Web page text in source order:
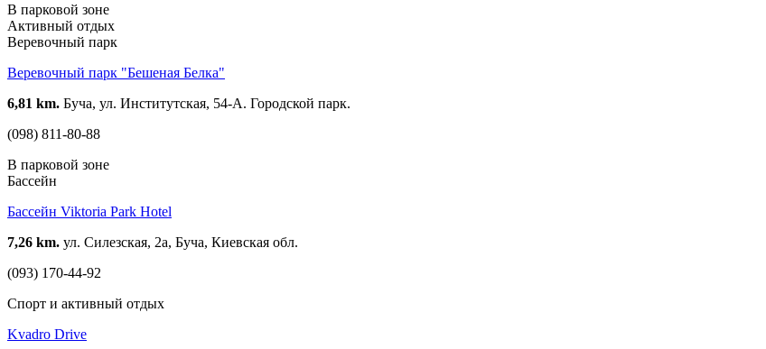
В парковой зоне
Активный отдых
Веревочный парк
Веревочный парк "Бешеная Белка"
6,81 km. Буча, ул. Институтская, 54-А. Городской парк.
(098) 811-80-88
В парковой зоне
Бассейн
Бассейн Viktoria Park Hotel
7,26 km. ул. Силезская, 2а, Буча, Киевская обл.
(093) 170-44-92
Спорт и активный отдых
Kvadro Drive